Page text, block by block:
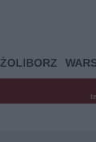
ŻOLIBORZ